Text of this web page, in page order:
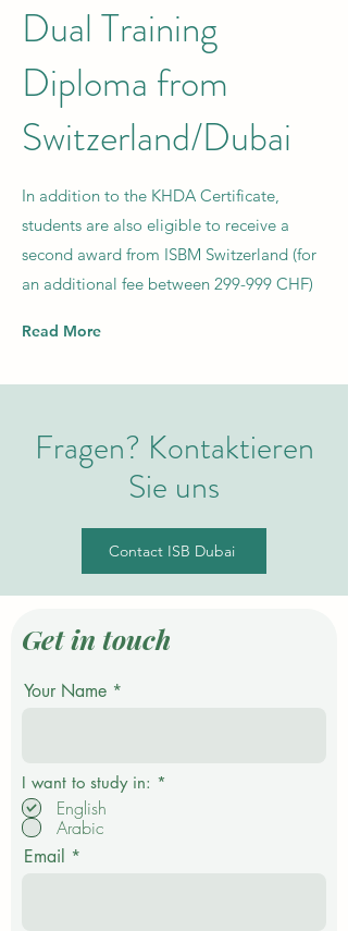
Dual Training
Diploma from
Switzerland/Dubai
In addition to the KHDA Certificate,
students are also eligible to receive a
second award from ISBM Switzerland (for
an additional fee between 299-999 CHF)
Read More
Fragen? Kontaktieren
Sie uns
Contact ISB Dubai
Get in touch
Your Name
I want to study in: *
English
Arabic
Email